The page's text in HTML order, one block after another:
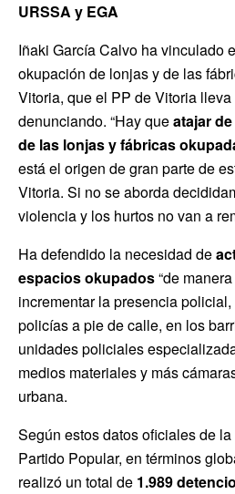
URSSA y EGA
Iñaki García Calvo ha vinculado
okupación de lonjas y de las
Vitoria, que el PP de Vitoria
denunciando. “Hay queatajar
de las lonjas y fábricas
está el origen de gran parte de
Vitoria. Si no se aborda
violencia y los hurtos no van a
Ha defendido la necesidad de
espacios okupados“de
incrementar la presencia
policías a pie de calle, en los
unidades policiales
medios materiales y más
urbana.
Según estos datos oficiales de
Partido Popular, en términos
realizó un total de 1.989